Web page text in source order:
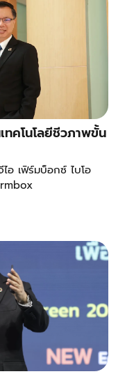
ทคโนโลยีชีวภาพขั้น
อ เฟิร์มบ็อกซ์ ไบโอ